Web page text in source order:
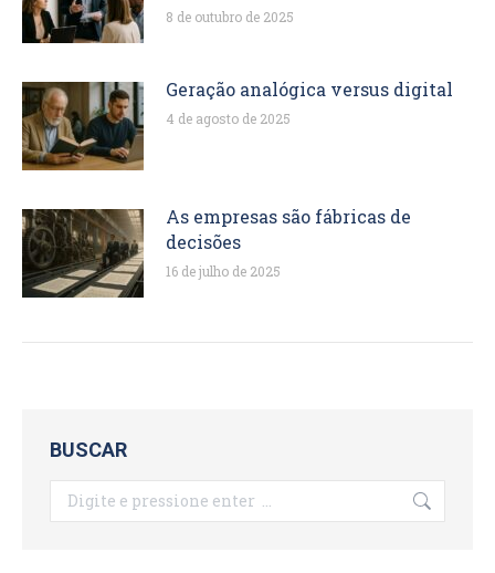
8 de outubro de 2025
Geração analógica versus digital
4 de agosto de 2025
As empresas são fábricas de
decisões
16 de julho de 2025
BUSCAR
Search: